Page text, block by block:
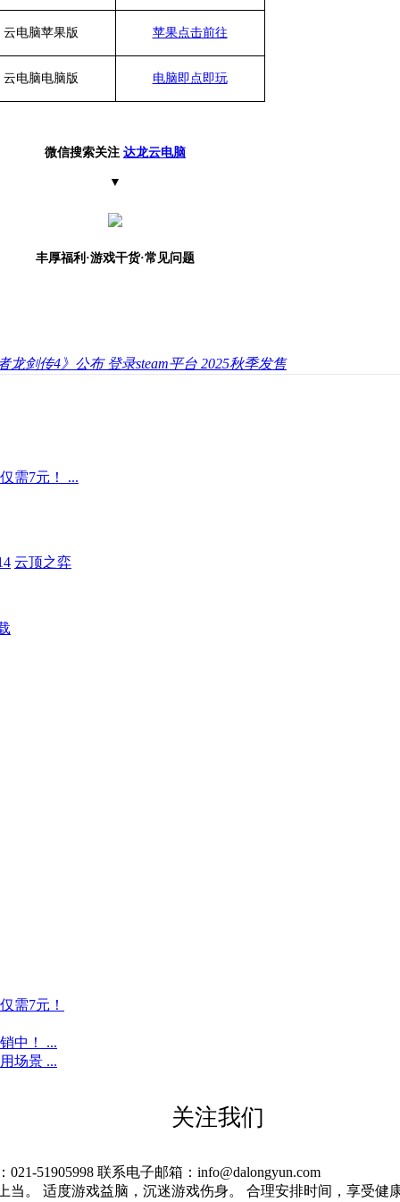
云电脑苹果版 苹果点击前往
云电脑电脑版 电脑即点即玩
微信搜索关注 达龙云电脑
▼
丰厚福利 ·游戏干货·常见问题
龙剑传4》公布 登录steam平台 2025秋季发售
需7元！ ...
云顶之弈
需7元！
中！ ...
场景 ...
关注我们
51905998 联系电子邮箱：info@dalongyun.com
。 适度游戏益脑，沉迷游戏伤身。 合理安排时间，享受健